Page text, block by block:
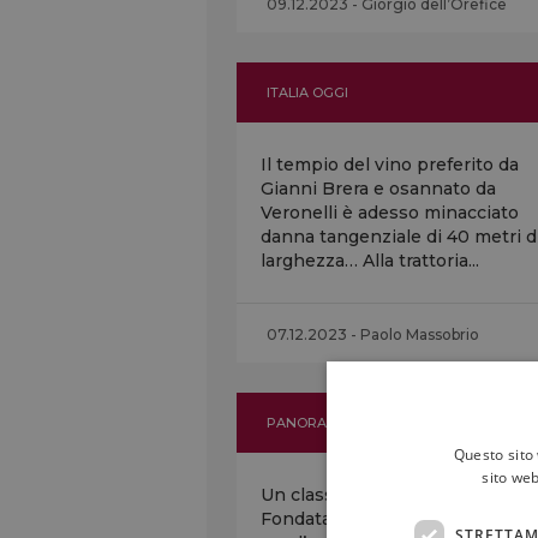
ITALIA OGGI
Il tempio del vino preferito da
Gianni Brera e osannato da
Veronelli è adesso minacciato
danna tangenziale di 40 metri
larghezza… Alla trattoria...
07.12.2023 - Paolo Massobrio
PANORAMA
Un classico intramontabile…
Fondata nel Secondo
Questo
sito